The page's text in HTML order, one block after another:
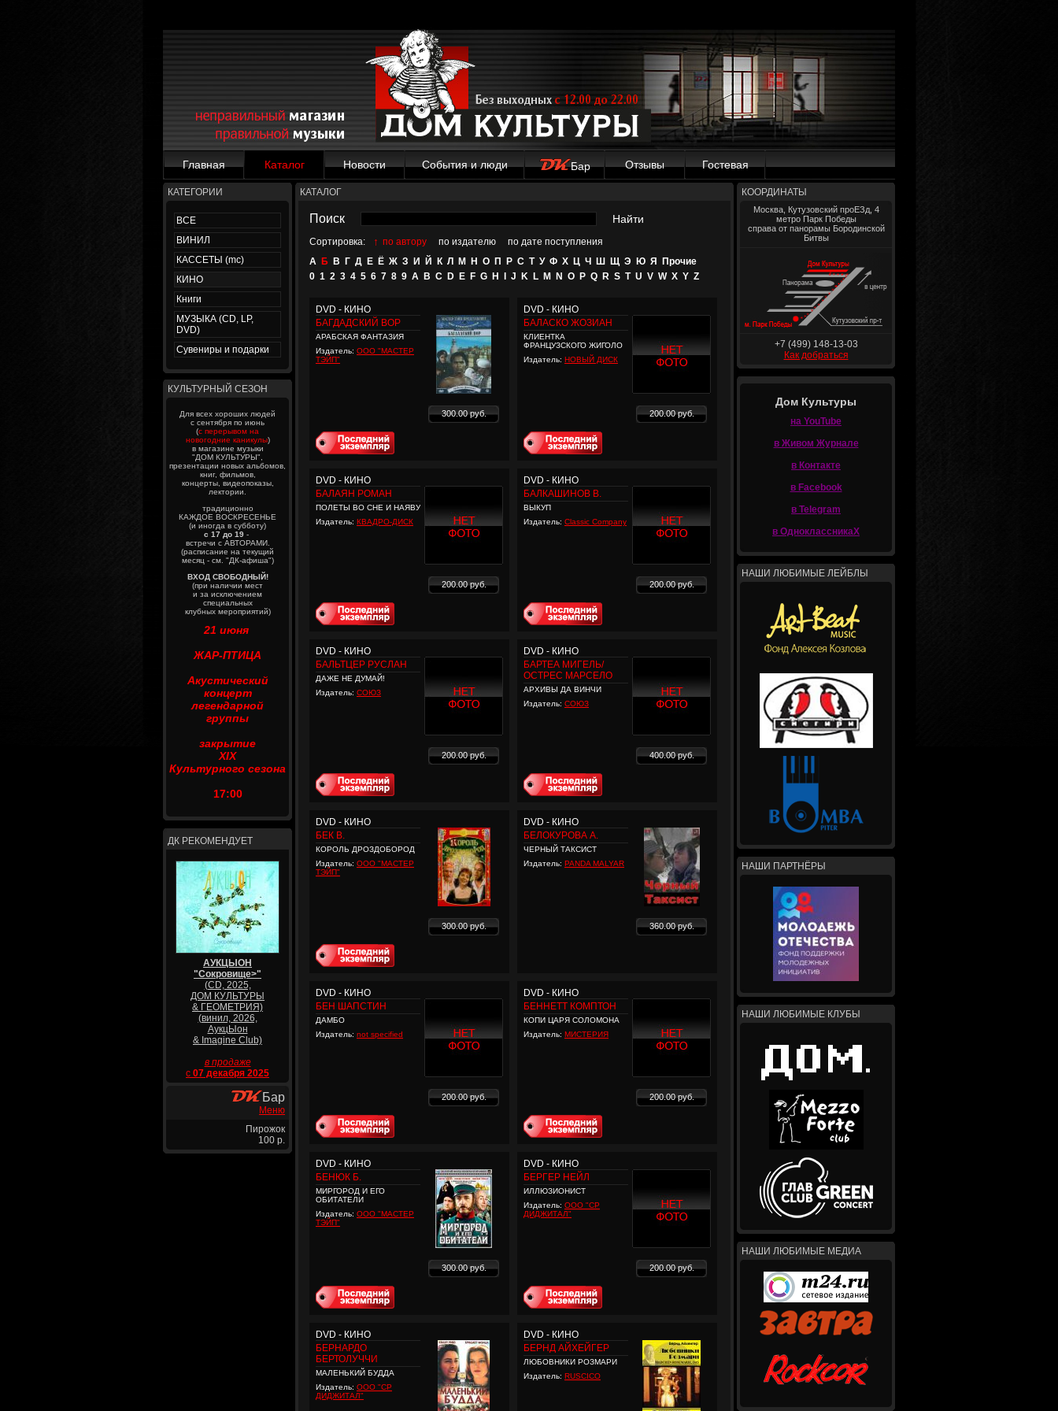
Главная Каталог Новости События и люди Бар Отзывы Гостевая
КАТЕГОРИИ
ВСЕ
ВИНИЛ
КАССЕТЫ (mc)
КИНО
Книги
МУЗЫКА (CD, LP,
DVD)
Сувениры и подарки
КУЛЬТУРНЫЙ СЕЗОН
Для всех хороших людей
с сентября по июнь
(с перерывом на
новогодние каникулы)
в магазине музыки
"ДОМ КУЛЬТУРЫ",
презентации новых альбомов,
книг, фильмов,
концерты, видеопоказы,
лектории.
традиционно
КАЖДОЕ ВОСКРЕСЕНЬЕ
(и иногда в субботу)
с 17 до 19 -
встречи с АВТОРАМИ.
(расписание на текущий
месяц - см. "ДК-афиша")
ВХОД СВОБОДНЫЙ!
(при наличии мест
и за исключением
специальных
клубных мероприятий)
21 июня
ЖАР-ПТИЦА
Акустический
концерт
легендарной
группы
закрытие
XIX
Культурного сезона
17:00
ДК РЕКОМЕНДУЕТ
АУКЦЫОН
"Сокровище>"
(CD, 2025,
ДОМ КУЛЬТУРЫ
& ГЕОМЕТРИЯ)
(винил, 2026,
АукцЫон
& Imagine Club)
в продаже
с 07 декабря 2025
Бар
Меню
Пирожок
100 р.
КАТАЛОГ
Поиск Найти
Сортировка: ↑ по автору по издателю
по дате поступления
А Б В Г Д Е Ё Ж З И Й К Л М Н О П Р С Т У Ф Х Ц Ч Ш Щ Э Ю Я
Прочие
0 1 2 3 4 5 6 7 8 9 A B C D E F G H J K L M N O P Q R S T U V W X Y Z
DVD - КИНО
БАГДАДСКИЙ ВОР
АРАБСКАЯ ФАНТАЗИЯ
Издатель: ООО "МАСТЕР
ТЭЙП"
300.00 руб.
DVD - КИНО
БАЛАСКО ЖОЗИАН
КЛИЕНТКА
ФРАНЦУЗСКОГО ЖИГОЛО
Издатель: НОВЫЙ ДИСК
200.00 руб.
DVD - КИНО
БАЛАЯН РОМАН
ПОЛЕТЫ ВО СНЕ И НАЯВУ
Издатель: КВАДРО-ДИСК
200.00 руб.
DVD - КИНО
БАЛКАШИНОВ В.
ВЫКУП
Издатель: Classic Company
200.00 руб.
DVD - КИНО
БАЛЬТЦЕР РУСЛАН
ДАЖЕ НЕ ДУМАЙ!
Издатель: СОЮЗ
200.00 руб.
DVD - КИНО
БАРТЕА МИГЕЛЬ/
ОСТРЕС МАРСЕЛО
АРХИВЫ ДА ВИНЧИ
Издатель: СОЮЗ
400.00 руб.
DVD - КИНО
БЕК В.
КОРОЛЬ ДРОЗДОБОРОД
Издатель: ООО "МАСТЕР
ТЭЙП"
300.00 руб.
DVD - КИНО
БЕЛОКУРОВА А.
ЧЕРНЫЙ ТАКСИСТ
Издатель: PANDA MALYAR
360.00 руб.
DVD - КИНО
БЕН ШАПСТИН
ДАМБО
Издатель: not specified
200.00 руб.
DVD - КИНО
БЕННЕТТ КОМПТОН
КОПИ ЦАРЯ СОЛОМОНА
Издатель: МИСТЕРИЯ
200.00 руб.
DVD - КИНО
БЕНЮК Б.
МИРГОРОД И ЕГО
ОБИТАТЕЛИ
Издатель: ООО "МАСТЕР
ТЭЙП"
300.00 руб.
DVD - КИНО
БЕРГЕР НЕЙЛ
ИЛЛЮЗИОНИСТ
Издатель: ООО "СР
ДИДЖИТАЛ"
200.00 руб.
DVD - КИНО
БЕРНАРДО
БЕРТОЛУЧЧИ
МАЛЕНЬКИЙ БУДДА
Издатель: ООО "СР
ДИДЖИТАЛ"
DVD - КИНО
БЕРНД АЙХЕЙГЕР
ЛЮБОВНИКИ РОЗМАРИ
Издатель: RUSCICO
КООРДИНАТЫ
Москва, Кутузовский проЕЗд, 4
метро Парк Победы
справа от панорамы Бородинской
Битвы
+7 (499) 148-13-03
Как добраться
Дом Культуры
на YouTube
в Живом Журнале
в Контакте
в Facebook
в Telegram
в ОдноклассникаХ
НАШИ ЛЮБИМЫЕ ЛЕЙБЛЫ
НАШИ ПАРТНЁРЫ
НАШИ ЛЮБИМЫЕ КЛУБЫ
НАШИ ЛЮБИМЫЕ МЕДИА